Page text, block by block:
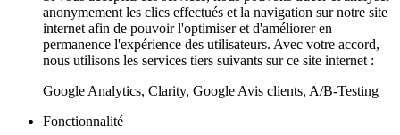
anonymement les clics effectués et la navigation sur notre site
internet afin de pouvoir l'optimiser et d'améliorer en
permanence l'expérience des utilisateurs. Avec votre accord,
nous utilisons les services tiers suivants sur ce site internet :
Google Analytics, Clarity, Google Avis clients, A/B-Testing
Fonctionnalité